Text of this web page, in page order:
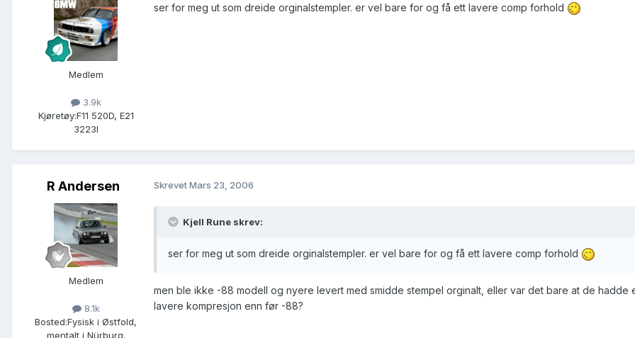
Medlem
3.9k
Kjøretøy:F11 520D, E21
3223I
ser for meg ut som dreide orginalstempler. er vel bare for og få ett lavere comp forhold
R Andersen
Medlem
8.1k
Bosted:Fysisk i Østfold,
mentalt i Nürburg.
SkrevetMars 23, 2006
Kjell Rune skrev:
ser for meg ut som dreide orginalstempler. er vel bare for og få ett lavere comp forhold
men ble ikke -88 modell og nyere levert med smidde stempel orginalt, eller var det bare at de hadde
lavere kompresjon enn før -88?